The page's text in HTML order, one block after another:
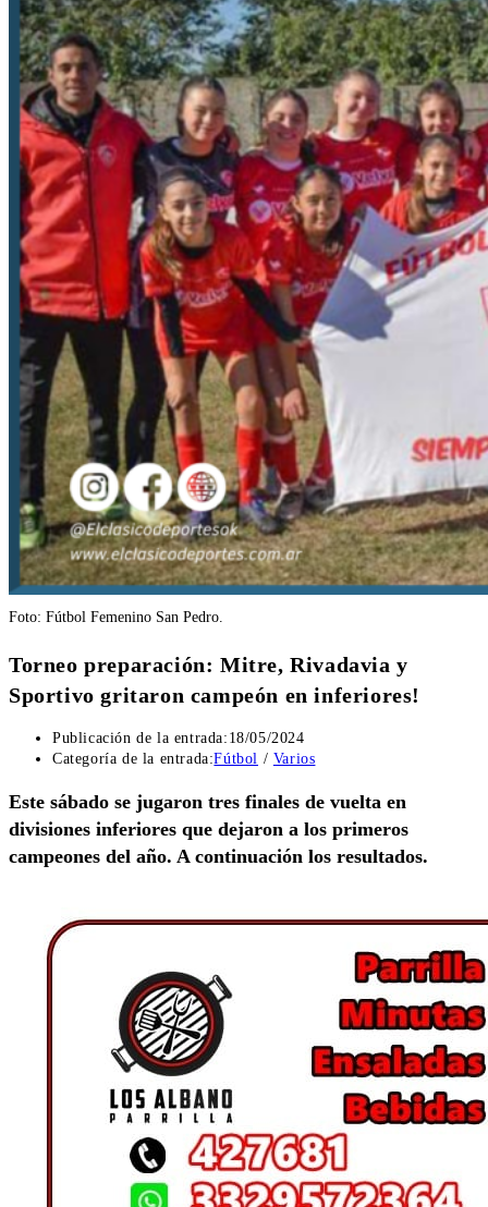
Foto: Fútbol Femenino San Pedro.
Torneo preparación: Mitre, Rivadavia y
Sportivo gritaron campeón en inferiores!
Publicación de la entrada: 18/05/2024
Categoría de la entrada:Fútbol / Varios
Este sábado se jugaron tres finales de vuelta en
divisiones inferiores que dejaron a los primeros
campeones del año. A continuación los resultados.